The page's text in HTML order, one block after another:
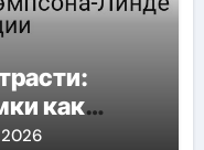
как
2026